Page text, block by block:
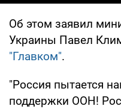
Об этом заявил
Украины Павел
"Главком".
"Россия пытается
поддержки ООН!